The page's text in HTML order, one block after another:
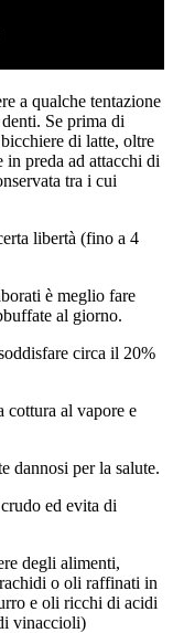
a qualche tentazione
Se prima di
di latte, oltre
preda ad attacchi di
tra i cui
libertà (fino a 4
è meglio fare
al giorno.
circa il 20%
cottura al vapore e
dannosi per la salute.
ed evita di
degli alimenti,
o oli raffinati in
e oli ricchi di acidi
vinaccioli)